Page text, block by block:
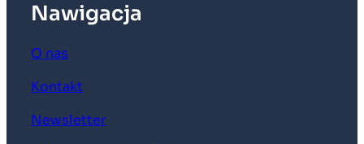
Nawigacja
O nas
Kontakt
Newsletter